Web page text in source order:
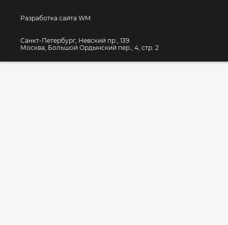
Разработка сайта WM
Санкт-Петербург, Невский пр., 139
Москва, Большой Ордынский пер., 4, стр. 2